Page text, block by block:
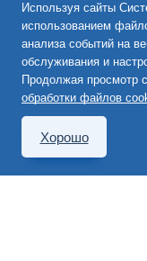
Используя сайты
использованием
анализа событий на
обслуживания и
Продолжая просмотр
обработки файлов
Хорошо